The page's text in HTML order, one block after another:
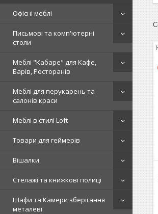
Офісні меблі
Письмові та комп'ютерні
столи
Меблі "Кабаре" для Кафе,
Барів, Ресторанів
Меблі для перукарень та
салонів краси
Меблі в стилі Loft
Товари для геймерів
Вішалки
Стелажі та книжкові полиці
Шафи та Камери зберігання
металеві